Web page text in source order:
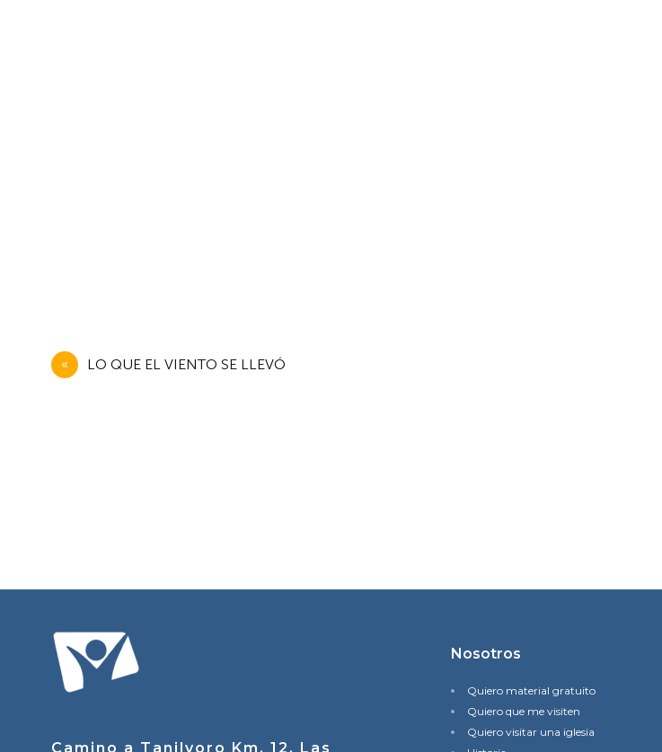
Navegación
de
LO QUE EL VIENTO SE LLEVÓ
Camino a Tanilvoro Km. 12, Las
Nosotros
Quiero material gratuito
Quiero que me visiten
Quiero visitar una iglesia